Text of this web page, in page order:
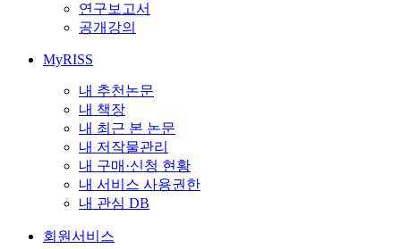
연구보고서
공개강의
MyRISS
내 추천논문
내 책장
내 최근 본 논문
내 저작물관리
내 구매·신청 현황
내 서비스 사용권한
내 관심 DB
회원서비스